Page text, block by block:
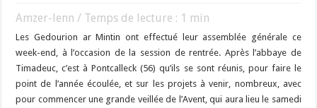
Amzer-lenn / Temps de lecture : 1 min
Les Gedourion ar Mintin ont effectué leur assemblée générale ce
week-end, à l’occasion de la session de rentrée. Après l’abbaye de
Timadeuc, c’est à Pontcalleck (56) qu’ils se sont réunis, pour faire le
point de l’année écoulée, et sur les projets à venir, nombreux, avec
pour commencer une grande veillée de l’Avent, qui aura lieu le samedi